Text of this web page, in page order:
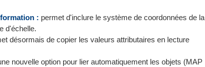
: permet d'inclure le système de coordonnées de la
d'échelle.
désormais de copier les valeurs attributaires en lecture
nouvelle option pour lier automatiquement les objets (MAP